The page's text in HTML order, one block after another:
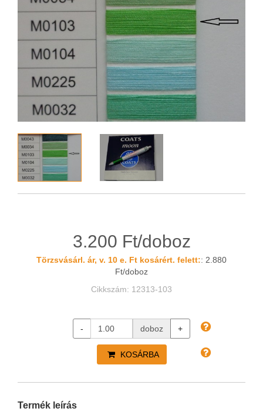
3.200 Ft/doboz
Törzsvásárl. ár, v. 10 e. Ft kosárért. felett:: 2.880
Ft/doboz
Cikkszám: 12313-103
- doboz +
KOSÁRBA
Termék leírás